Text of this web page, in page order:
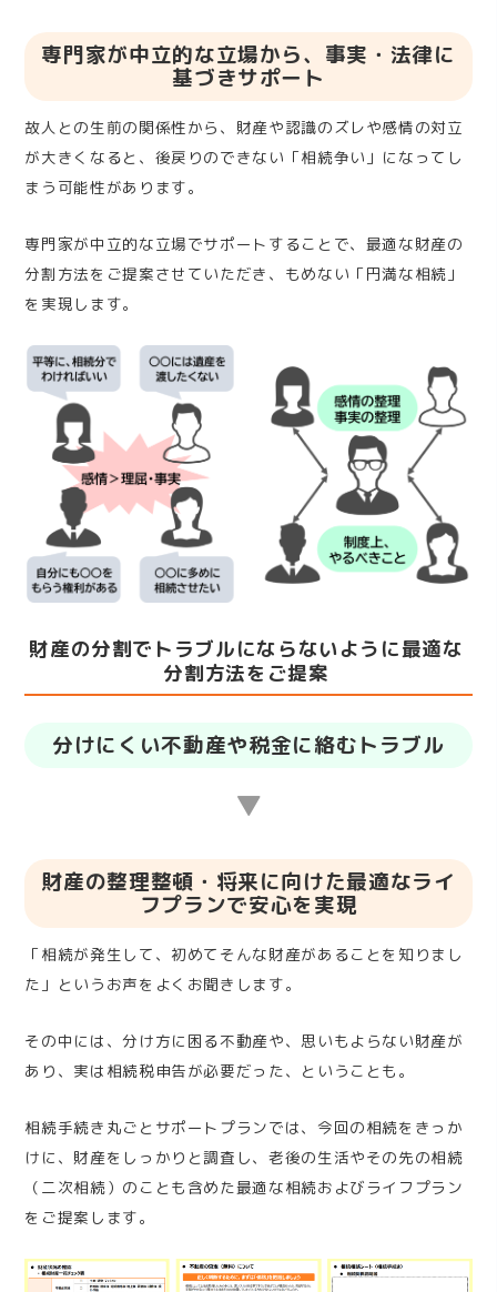
専門家が中立的な立場から、事実・法律に
基づきサポート
故人との生前の関係性から、財産や認識のズレや感情の対立
が大きくなると、後戻りのできない「相続争い」になってし
まう可能性があります。
専門家が中立的な立場でサポートすることで、最適な財産の
分割方法をご提案させていただき、もめない「円満な相続」
を実現します。
財産の分割でトラブルにならないように最適な
分割方法をご提案
分けにくい不動産や税金に絡むトラブル
▼
財産の整理整頓・将来に向けた最適なライ
フプランで安心を実現
「相続が発生して、初めてそんな財産があることを知りまし
た」というお声をよくお聞きします。
その中には、分け方に困る不動産や、思いもよらない財産が
あり、実は相続税申告が必要だった、ということも。
相続手続き丸ごとサポートプランでは、今回の相続をきっか
けに、財産をしっかりと調査し、老後の生活やその先の相続
（二次相続）のことも含めた最適な相続およびライフプラン
をご提案します。